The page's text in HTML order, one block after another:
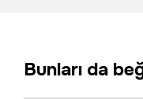
Bunları da